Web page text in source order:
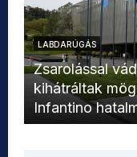
LABDARÚGÁS
Zsarolással
kihátráltak
Infantino